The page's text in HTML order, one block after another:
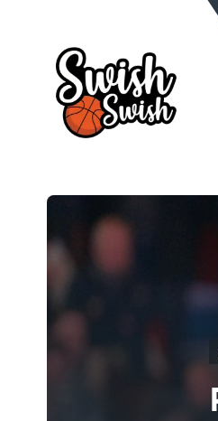
Se rendre au contenu principal